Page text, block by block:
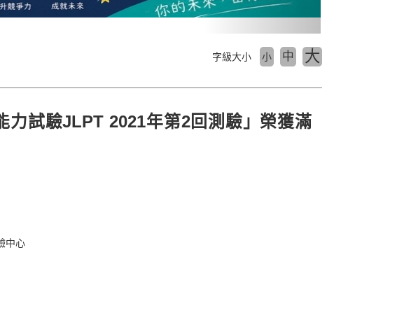
字級大小 小 中 大
力試驗JLPT 2021年第2回測驗」榮獲滿
中心